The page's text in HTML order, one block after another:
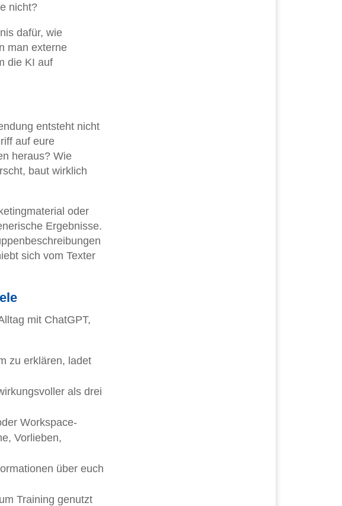
nicht?
dafür, wie
man externe
die KI auf
entsteht nicht
auf eure
heraus? Wie
baut wirklich
oder
Ergebnisse.
sich vom Texter
mit ChatGPT,
zu erklären, ladet
als drei
Workspace-
Vorlieben,
über euch
Training genutzt